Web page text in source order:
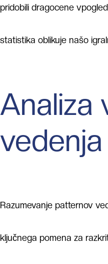
pridobili dragocene
statistika oblikuje našo
Analiza
Razumevanje patternov
ključnega pomena za